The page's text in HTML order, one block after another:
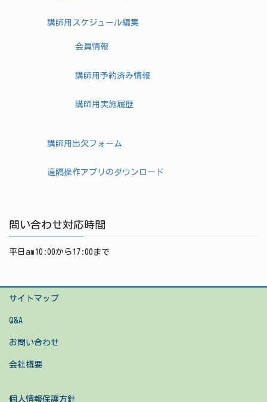
講師用スケジュール編集
会員情報
講師用予約済み情報
講師用実施履歴
講師用出欠フォーム
遠隔操作アプリのダウンロード
問い合わせ対応時間
平日am10:00から17:00まで
サイトマップ
Q&A
お問い合わせ
会社概要
個人情報保護方針